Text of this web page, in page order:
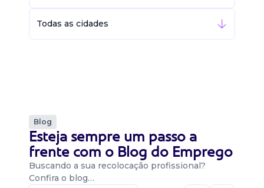
Todas as cidades
Blog
Esteja sempre um passo a
frente com o Blog do Emprego
Buscando a sua recolocação profissional?
Confira o blog…